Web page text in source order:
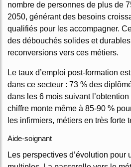
nombre de personnes de plus de
2050, générant des besoins
qualifiés pour les accompagner.
des débouchés solides et
reconversions vers ces métiers.
Le taux d’emploi post-formation
dans ce secteur : 73 % des
dans les 6 mois suivant
chiffre monte même à 85-90 %
les infirmiers, métiers en très forte
Aide-soignant
Les perspectives d’évolution pour